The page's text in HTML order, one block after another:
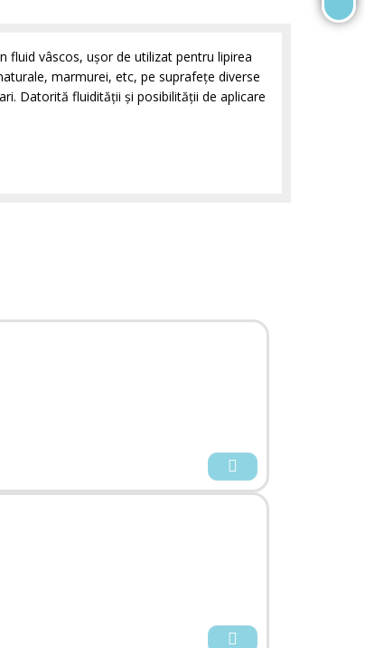
fluid vâscos, uşor de utilizat pentru lipirea
marmurei, etc, pe suprafeţe diverse
Datorită fluidităţii şi posibilităţii de aplicare